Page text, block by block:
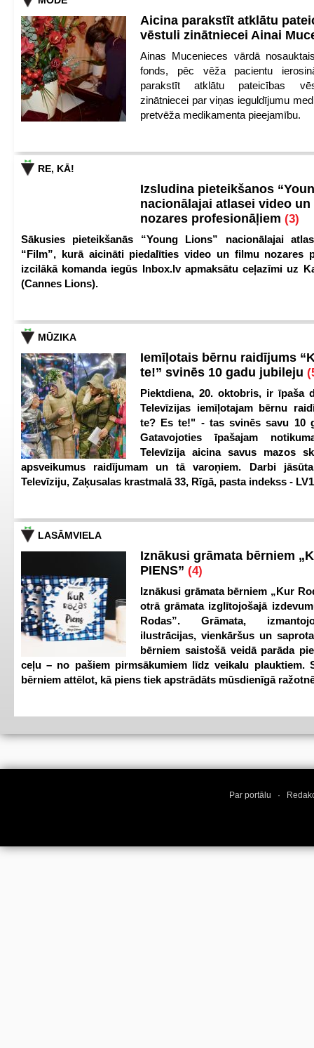
Aicina parakstīt atklātu
vēstuli zinātniecei Ainai
Ainas Mucenieces vārdā
fonds, pēc vēža pacientu
parakstīt atklātu pateicības
zinātniecei par viņas ieguldījumu
pretvēža medikamenta pieejamību.
RE, KĀ!
Izsludina pieteikšanos
nacionālajai atlasei video
nozares profesionāļiem (3)
Sākusies pieteikšanās “Young Lions” nacionālajai
“Film”, kurā aicināti piedalīties video un filmu nozares
izcilākā komanda iegūs Inbox.lv apmaksātu ceļazīmi uz
(Cannes Lions).
MŪZIKA
Iemīļotais bērnu raidījums
te!” svinēs 10 gadu jubileju
Piektdiena, 20. oktobris, ir īpaša
Televīzijas iemīļotajam bērnu
te? Es te!" - tas svinēs savu 10
Gatavojoties īpašajam
Televīzija aicina savus mazos
apsveikumus raidījumam un tā varoņiem. Darbi
Televīziju, Zaķusalas krastmalā 33, Rīgā, pasta indekss -
LASĀMVIELA
Iznākusi grāmata bērniem
PIENS” (4)
Iznākusi grāmata bērniem „Kur
otrā grāmata izglītojošajā
Rodas”. Grāmata,
ilustrācijas, vienkāršus un
bērniem saistošā veidā parāda
ceļu – no pašiem pirmsākumiem līdz veikalu plauktiem.
bērniem attēlot, kā piens tiek apstrādāts mūsdienīgā
Par portālu ·